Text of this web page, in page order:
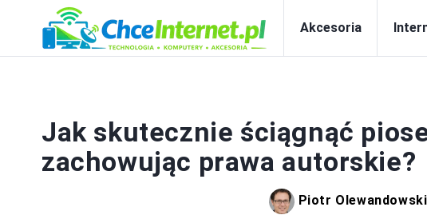
Akcesoria
Jak skutecznie ściągnąć
zachowując prawa autorskie?
Piotr Olewandowski